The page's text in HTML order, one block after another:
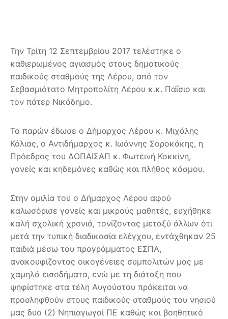
Την Τρίτη 12 Σεπτεμβρίου 2017 τελέστηκε ο
καθιερωμένος αγιασμός στους δημοτικούς
παιδικούς σταθμούς της Λέρου, από τον
Σεβασμιότατο Μητροπολίτη Λέρου κ.κ. Παΐσιο και
τον πάτερ Νικόδημο.
Το παρών έδωσε ο Δήμαρχος Λέρου κ. Μιχάλης
Κόλιας, ο Αντιδήμαρχος κ. Ιωάννης Σοροκάκης, η
Πρόεδρος του ΔΟΠΑΙΣΑΠ κ. Φωτεινή Κοκκίνη,
γονείς και κηδεμόνες καθώς και πλήθος κόσμου.
Στην ομιλία του ο Δήμαρχος Λέρου αφού
καλωσόρισε γονείς και μικρούς μαθητές, ευχήθηκε
καλή σχολική χρονιά, τονίζοντας μεταξύ άλλων ότι
μετά την τυπική διαδικασία ελέγχου, εντάχθηκαν 25
παιδιά μέσω του προγράμματος ΕΣΠΑ,
ανακουφίζοντας οικογένειες συμπολιτών μας με
χαμηλά εισοδήματα, ενώ με τη διάταξη που
ψηφίστηκε στα τέλη Αυγούστου πρόκειται να
προσληφθούν στους παιδικούς σταθμούς του νησιού
μας δυο (2) Νηπιαγωγοί ΠΕ καθώς και βοηθητικό